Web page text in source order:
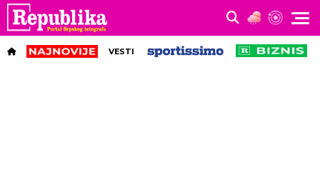
VESTI